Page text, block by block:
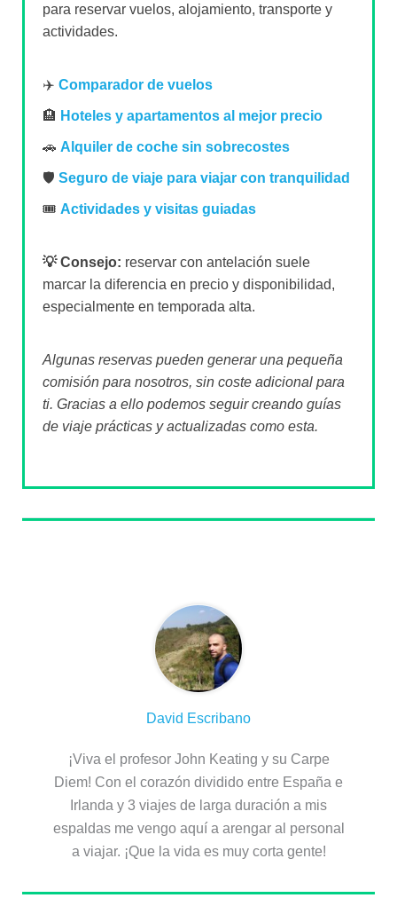
para reservar vuelos, alojamiento, transporte y
actividades.
✈️ Comparador de vuelos
🏨 Hoteles y apartamentos al mejor precio
🚗 Alquiler de coche sin sobrecostes
🛡️ Seguro de viaje para viajar con tranquilidad
🎟️ Actividades y visitas guiadas
💡 Consejo: reservar con antelación suele
marcar la diferencia en precio y disponibilidad,
especialmente en temporada alta.
Algunas reservas pueden generar una pequeña
comisión para nosotros, sin coste adicional para
ti. Gracias a ello podemos seguir creando guías
de viaje prácticas y actualizadas como esta.
David Escribano
¡Viva el profesor John Keating y su Carpe
Diem! Con el corazón dividido entre España e
Irlanda y 3 viajes de larga duración a mis
espaldas me vengo aquí a arengar al personal
a viajar. ¡Que la vida es muy corta gente!